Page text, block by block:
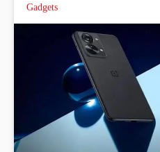
Gadgets